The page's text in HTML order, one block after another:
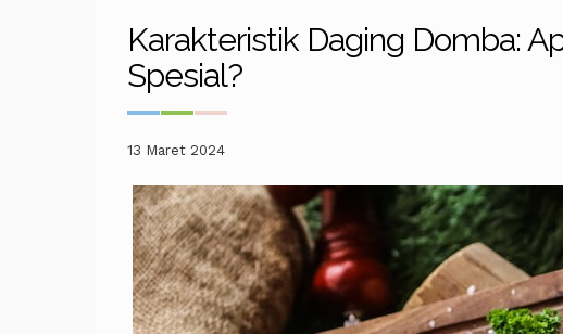
Karakteristik Daging Domba:
Spesial?
13 Maret 2024